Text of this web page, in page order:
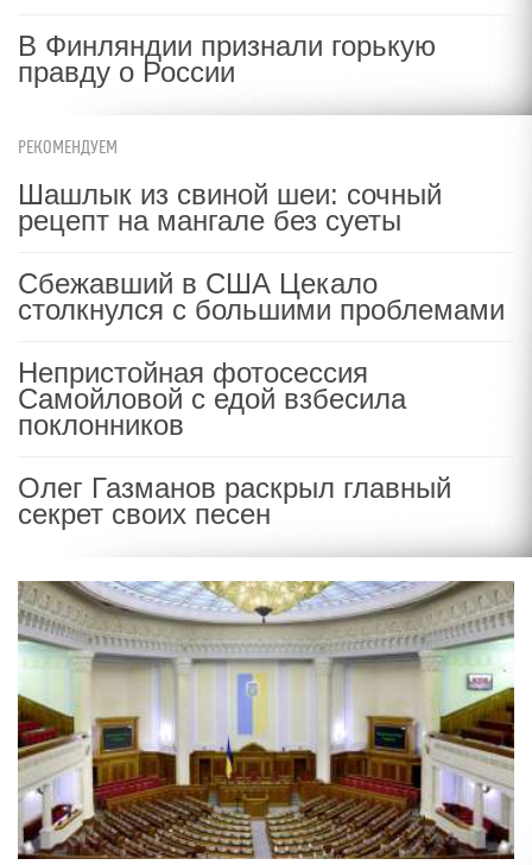
В Финляндии признали горькую
правду о России
РЕКОМЕНДУЕМ
Шашлык из свиной шеи: сочный
рецепт на мангале без суеты
Сбежавший в США Цекало
столкнулся с большими проблемами
Непристойная фотосессия
Самойловой с едой взбесила
поклонников
Олег Газманов раскрыл главный
секрет своих песен